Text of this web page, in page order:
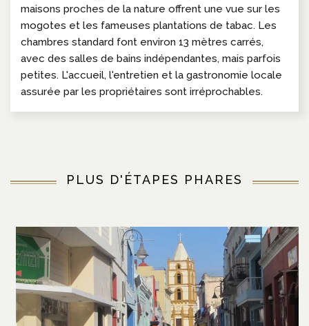
maisons proches de la nature offrent une vue sur les
mogotes et les fameuses plantations de tabac. Les
chambres standard font environ 13 mètres carrés,
avec des salles de bains indépendantes, mais parfois
petites. L'accueil, l'entretien et la gastronomie locale
assurée par les propriétaires sont irréprochables.
PLUS D'ÉTAPES PHARES